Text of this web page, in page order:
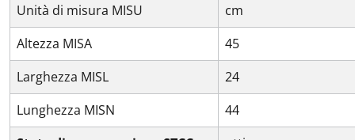
Unità di misura MISU
cm
Altezza MISA
45
Larghezza MISL
24
Lunghezza MISN
44